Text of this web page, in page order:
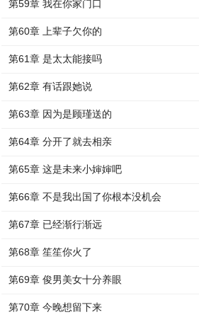
第59章 我在你家门口
第60章 上辈子欠你的
第61章 是太太能接吗
第62章 有话跟她说
第63章 因为是顾瑾送的
第64章 分开了就去相亲
第65章 这是未来小婶婶吧
第66章 不是我出国了你根本没机会
第67章 已经渐行渐远
第68章 笙笙你火了
第69章 俊男美女十分养眼
第70章 今晚想留下来